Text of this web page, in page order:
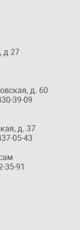
д 27
д. 60
39-09
д. 37
05-43
35-91